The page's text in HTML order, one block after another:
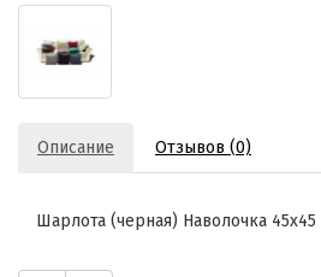
Описание Отзывов (0)
Шарлота (черная) Наволочка 45х45